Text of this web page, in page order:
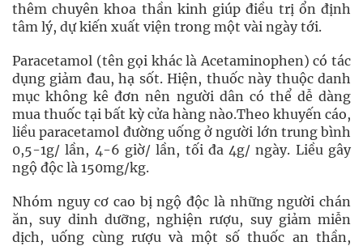
thêm chuyên khoa thần kinh giúp điều trị ổn định
tâm lý, dự kiến xuất viện trong một vài ngày tới.
Paracetamol (tên gọi khác là Acetaminophen) có tác
dụng giảm đau, hạ sốt. Hiện, thuốc này thuộc danh
mục không kê đơn nên người dân có thể dễ dàng
mua thuốc tại bất kỳ cửa hàng nào.Theo khuyến cáo,
liều paracetamol đường uống ở người lớn trung bình
0,5-1g/ lần, 4-6 giờ/ lần, tối đa 4g/ ngày. Liều gây
ngộ độc là 150mg/kg.
Nhóm nguy cơ cao bị ngộ độc là những người chán
ăn, suy dinh dưỡng, nghiện rượu, suy giảm miễn
dịch, uống cùng rượu và một số thuốc an thần,